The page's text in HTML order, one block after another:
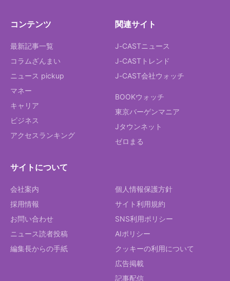
コンテンツ
最新記事一覧
コラムざんまい
ニュース pickup
マネー
キャリア
ビジネス
アクセスランキング
関連サイト
J-CASTニュース
J-CASTトレンド
J-CAST会社ウォッチ
BOOKウォッチ
東京バーゲンマニア
Jタウンネット
ゼロまる
サイトについて
会社案内
採用情報
お問い合わせ
ニュース読者投稿
編集長からの手紙
個人情報保護方針
サイト利用規約
SNS利用ポリシー
AIポリシー
クッキーの利用について
広告掲載
記事配信